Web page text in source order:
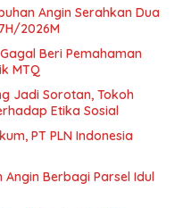
Angin Serahkan Dua
2026M
Beri Pemahaman
MTQ
Jadi Sorotan, Tokoh
Etika Sosial
PT PLN Indonesia
Angin Berbagi Parsel Idul